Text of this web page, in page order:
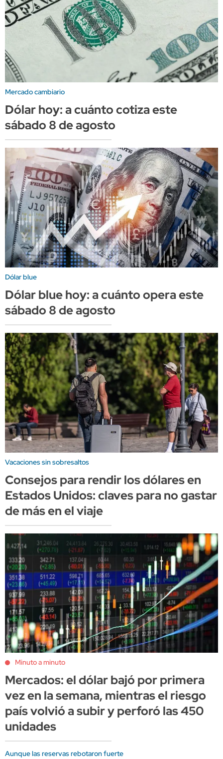
Mercado cambiario
Dólar hoy: a cuánto cotiza este
sábado 8 de agosto
Dólar blue
Dólar blue hoy: a cuánto opera este
sábado 8 de agosto
Vacaciones sin sobresaltos
Consejos para rendir los dólares en
Estados Unidos: claves para no gastar
de más en el viaje
Minuto a minuto
Mercados: el dólar bajó por primera
vez en la semana, mientras el riesgo
país volvió a subir y perforó las 450
unidades
Aunque las reservas rebotaron fuerte